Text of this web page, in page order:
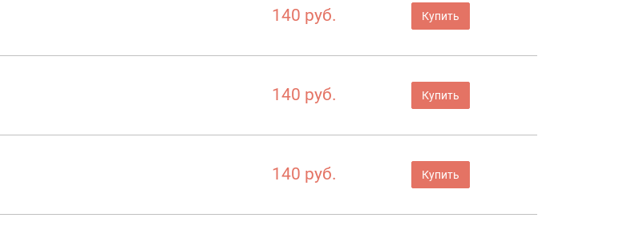
140 руб. Купить
140 руб. Купить
140 руб. Купить